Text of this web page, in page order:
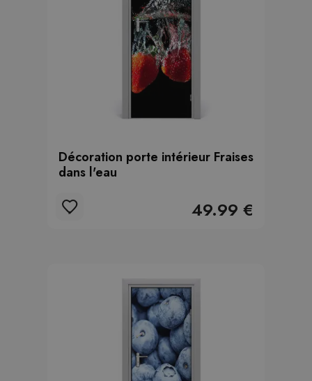
Décoration porte intérieur Fraises
dans l'eau
49.99 €